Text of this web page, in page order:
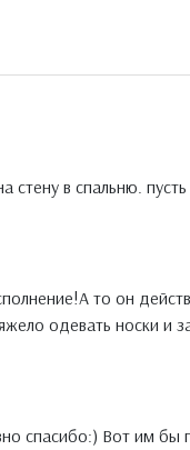
стену в спальню.
то он
одевать носки и
спасибо:) Вот им бы